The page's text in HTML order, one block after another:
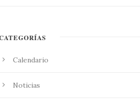
Calendario
Noticias